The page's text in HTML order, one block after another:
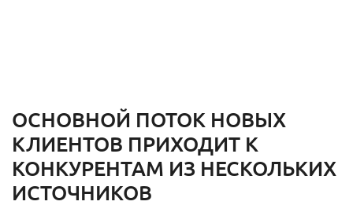
ОСНОВНОЙ ПОТОК НОВЫХ
КЛИЕНТОВ ПРИХОДИТ К
КОНКУРЕНТАМ ИЗ НЕСКОЛЬКИХ
ИСТОЧНИКОВ